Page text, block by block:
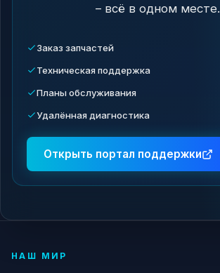
– всё в одном месте.
Заказ запчастей
Техническая поддержка
Планы обслуживания
Удалённая диагностика
Открыть портал поддержки
НАШ МИР